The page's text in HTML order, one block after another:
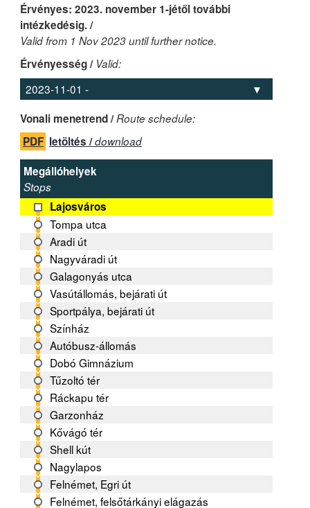
Érvényes: 2023. november 1-jétől további
intézkedésig. /
Valid from 1 Nov 2023 until further notice.
Érvényesség / Valid:
Vonali menetrend /Route schedule:
PDF letöltés /download
Megállóhelyek
Stops
Lajosváros
Tompa utca
Aradi út
Nagyváradi út
Galagonyás utca
Vasútállomás, bejárati út
Sportpálya, bejárati út
Színház
Autóbusz-állomás
Dobó Gimnázium
Tűzoltó tér
Ráckapu tér
Garzonház
Kővágó tér
Shell kút
Nagylapos
Felnémet, Egri út
Felnémet, felsőtárkányi elágazás